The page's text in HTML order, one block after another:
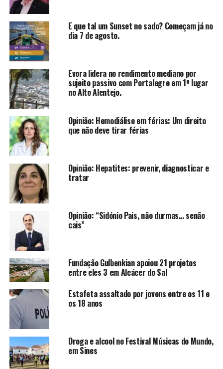
E que tal um Sunset no sado? Começam já no
dia 7 de agosto.
Évora lidera no rendimento mediano por
sujeito passivo com Portalegre em 1º lugar
no Alto Alentejo.
Opinião: Hemodiálise em férias: Um direito
que não deve tirar férias
Opinião: Hepatites: prevenir, diagnosticar e
tratar
Opinião: “Sidónio Pais, não durmas… senão
cais”
Fundação Gulbenkian apoiou 21 projetos
entre eles 3 em Alcácer do Sal
Estafeta assaltado por jovens entre os 11 e
os 18 anos
Droga e alcool no Festival Músicas do Mundo,
em Sines